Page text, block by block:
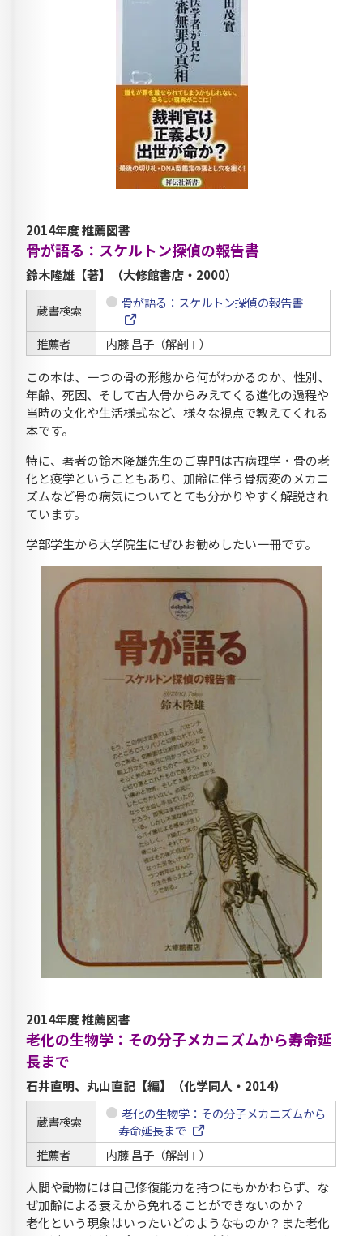
2014年度 推薦図書
骨が語る：スケルトン探偵の報告書
鈴木隆雄【著】（大修館書店・2000）
蔵書検索 骨が語る：スケルトン探偵の報告書
推薦者
内藤 昌子（解剖Ⅰ）
この本は、一つの骨の形態から何がわかるのか、性別、
年齢、死因、そして古人骨からみえてくる進化の過程や
当時の文化や生活様式など、様々な視点で教えてくれる
本です。
特に、著者の鈴木隆雄先生のご専門は古病理学・骨の老
化と疫学ということもあり、加齢に伴う骨病変のメカニ
ズムなど骨の病気についてとても分かりやすく解説され
ています。
学部学生から大学院生にぜひお勧めしたい一冊です。
2014年度 推薦図書
老化の生物学：その分子メカニズムから寿命延
長まで
石井直明、丸山直記【編】（化学同人・2014）
蔵書検索
老化の生物学：その分子メカニズムから
寿命延長まで
推薦者
内藤 昌子（解剖Ⅰ）
人間や動物には自己修復能力を持つにもかかわらず、な
ぜ加齢による衰えから免れることができないのか？
老化という現象はいったいどのようなものか？また老化